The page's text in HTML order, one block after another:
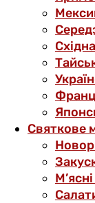
Східна
Святкове